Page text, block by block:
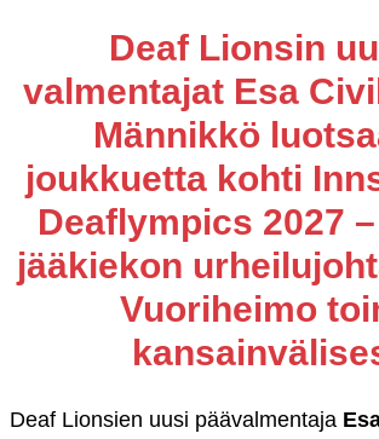
Deaf Lionsin
valmentajat Esa
Männikkö
joukkuetta kohti
Deaflympics 2027
jääkiekon
Vuoriheimo
Deaf Lionsien uusi päävalmentaja